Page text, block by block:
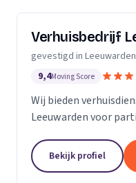
Verhuisbedrijf
gevestigd in Leeuwarden
9,4Moving Score
Wij bieden
Leeuwarden voor
aandacht voor
Bekijk profiel